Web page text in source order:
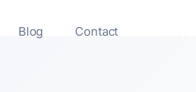
Blog Contact